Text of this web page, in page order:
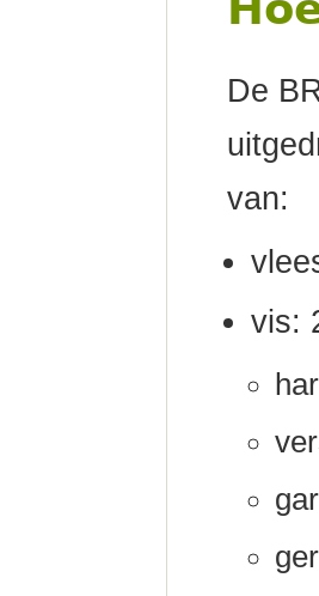
De
van:
vis: